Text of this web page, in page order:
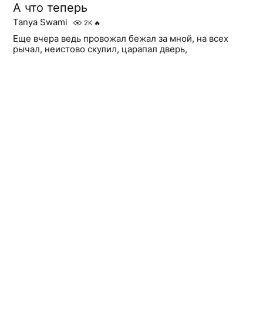
А что теперь
Tanya Swami 2K 🔥
Еще вчера ведь провожал бежал за мной, на всех
рычал, неистово скулил, царапал дверь,